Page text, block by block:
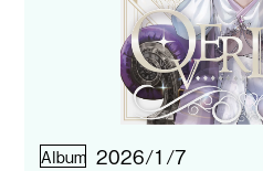
Album 2026/1/7